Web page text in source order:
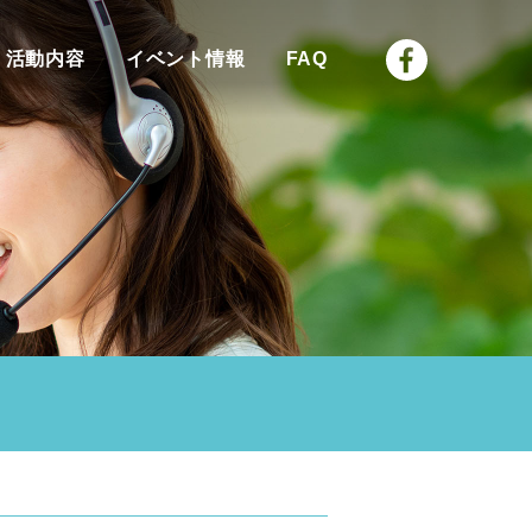
活動内容 イベント情報 FAQ